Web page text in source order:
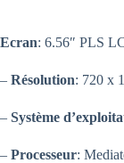
Ecran: 6.56″ PLS
– Résolution: 720 x
– Système
– Processeur: